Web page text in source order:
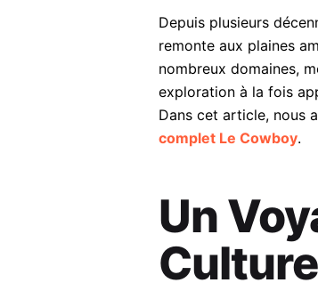
Depuis plusieurs
remonte aux plaines
nombreux domaines,
exploration à la fois
Dans cet article, nous
complet Le Cowboy.
Un